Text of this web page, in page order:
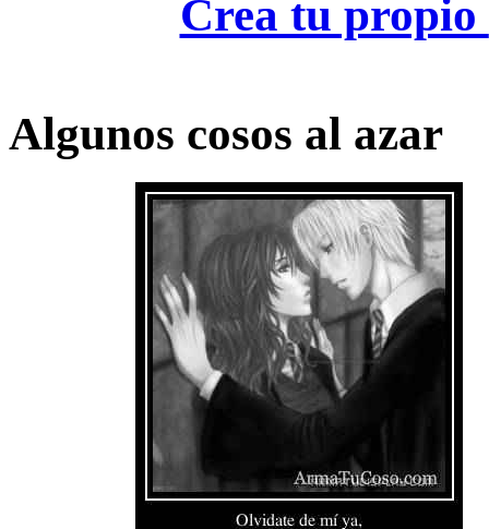
Crea tu propio
Algunos cosos al azar